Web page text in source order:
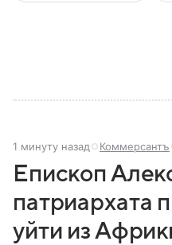
1 минуту назад Коммерсантъ
Епископ
патриархата
уйти из